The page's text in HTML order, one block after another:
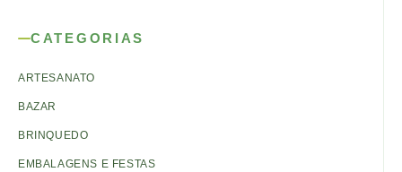
CATEGORIAS
ARTESANATO
BAZAR
BRINQUEDO
EMBALAGENS E FESTAS